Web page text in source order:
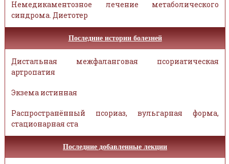
Немедикаментозное лечение метаболического
синдрома. Диетотер
Последние истории болезней
Дистальная межфаланговая псориатическая
артропатия
Экзема истинная
Распространённый псориаз, вульгарная форма,
стационарная ста
Последние добавленные лекции